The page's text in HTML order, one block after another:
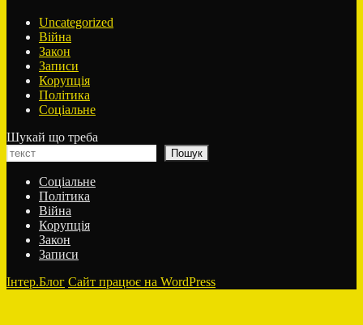
Uncategorized
Війна
Закон
Записи
Корупція
Політика
Соціальне
Шукай що треба
Пошук
Соціальне
Політика
Війна
Корупція
Закон
Записи
Інтер.Блог Сайт працює на WordPress